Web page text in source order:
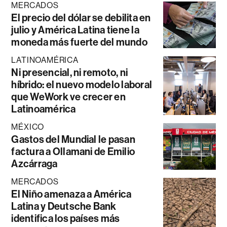
MERCADOS
El precio del dólar se debilita en
julio y América Latina tiene la
moneda más fuerte del mundo
LATINOAMÉRICA
Ni presencial, ni remoto, ni
híbrido: el nuevo modelo laboral
que WeWork ve crecer en
Latinoamérica
MÉXICO
Gastos del Mundial le pasan
factura a Ollamani de Emilio
Azcárraga
MERCADOS
El Niño amenaza a América
Latina y Deutsche Bank
identifica los países más